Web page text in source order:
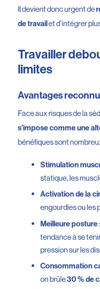
Il devient donc urgent de
de travailet d’intégrer
Travailler
limites
Avantages
Face aux risques de la
s’impose comme une
bénéfiques sont
Stimulation
statique, les
Activation de la
engourdies ou les
Meilleure posture
tendance à se
pression sur les
Consommation
on brûle30 % de